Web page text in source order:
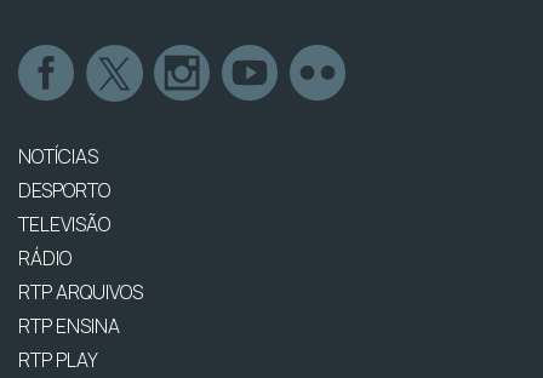
NOTÍCIAS
DESPORTO
TELEVISÃO
RÁDIO
RTP ARQUIVOS
RTP ENSINA
RTP PLAY